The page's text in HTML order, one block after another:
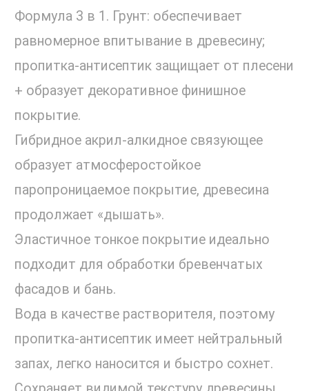
Формула 3 в 1. Грунт: обеспечивает
равномерное впитывание в древесину;
пропитка-антисептик защищает от плесени
+ образует декоративное финишное
покрытие.
Гибридное акрил-алкидное связующее
образует атмосферостойкое
паропроницаемое покрытие, древесина
продолжает «дышать».
Эластичное тонкое покрытие идеально
подходит для обработки бревенчатых
фасадов и бань.
Вода в качестве растворителя, поэтому
пропитка-антисептик имеет нейтральный
запах, легко наносится и быстро сохнет.